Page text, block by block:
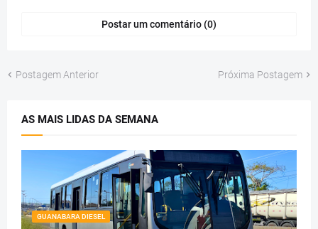
Postar um comentário (0)
Postagem Anterior Próxima Postagem
AS MAIS LIDAS DA SEMANA
GUANABARA DIESEL